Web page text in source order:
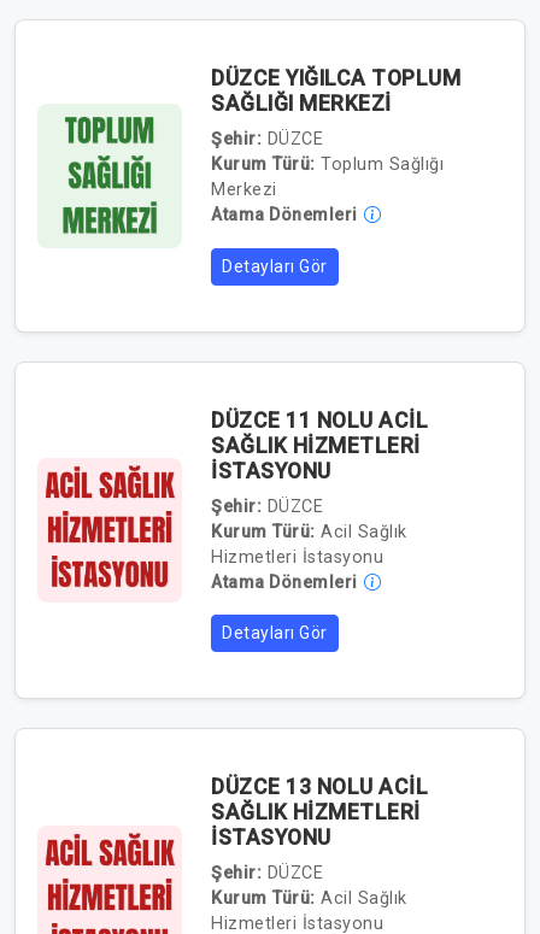
DÜZCE YIĞILCA TOPLUM
SAĞLIĞI MERKEZİ
Şehir: DÜZCE
Kurum Türü: Toplum Sağlığı
Merkezi
Atama Dönemleri
Detayları Gör
DÜZCE 11 NOLU ACİL
SAĞLIK HİZMETLERİ
İSTASYONU
Şehir: DÜZCE
Kurum Türü: Acil Sağlık
Hizmetleri İstasyonu
Atama Dönemleri
Detayları Gör
DÜZCE 13 NOLU ACİL
SAĞLIK HİZMETLERİ
İSTASYONU
Şehir: DÜZCE
Kurum Türü: Acil Sağlık
Hizmetleri İstasyonu